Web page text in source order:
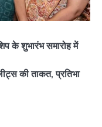
के शुभारंभ समारोह में
की ताकत, प्रतिभा